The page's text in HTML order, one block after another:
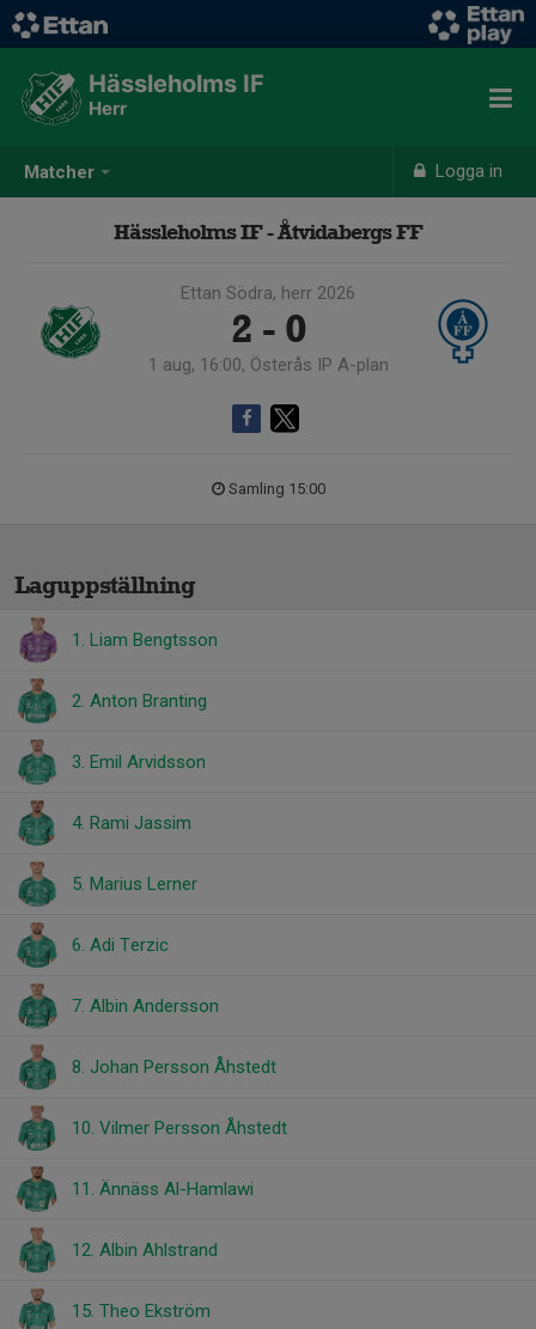
Matcher Logga in
Hässleholms IF
Herr
Hässleholms IF - Åtvidabergs FF
Ettan Södra, herr 2026
2 - 0
1 aug, 16:00, Österås IP A-plan
Samling 15:00
Laguppställning
1. Liam Bengtsson
2. Anton Branting
3. Emil Arvidsson
4. Rami Jassim
5. Marius Lerner
6. Adi Terzic
7. Albin Andersson
8. Johan Persson Åhstedt
10. Vilmer Persson Åhstedt
11. Ännäss Al-Hamlawi
12. Albin Ahlstrand
15. Theo Ekström